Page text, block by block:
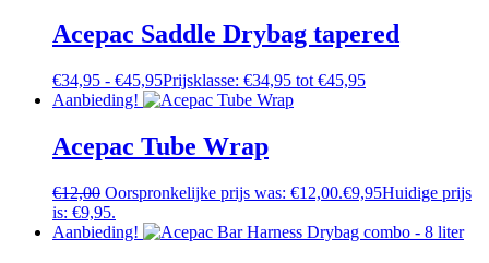
Acepac Saddle Drybag tapered
€34,95 - €45,95Prijsklasse: €34,95 tot €45,95
Aanbieding!
Acepac Tube Wrap
€12,00 Oorspronkelijke prijs was: €12,00.€9,95Huidige prijs
is: €9,95.
Aanbieding!